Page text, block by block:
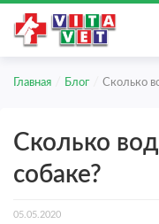
Главная Блог Сколько
Сколько
собаке?
05.05.2020